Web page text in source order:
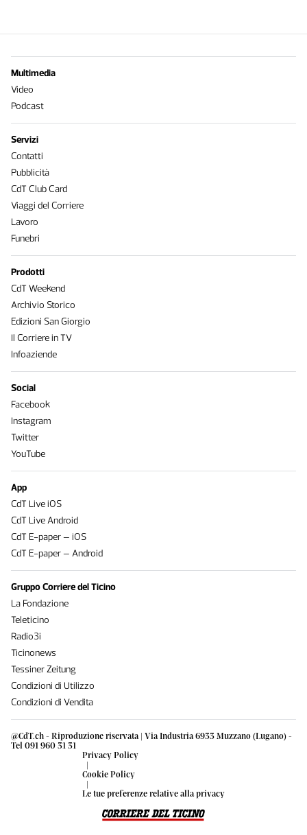
@CdT.ch - Riproduzione riservata | Via Industria 6933 Muzzano (Lugano) -
Tel 091 960 31 31
Privacy Policy
|
Cookie Policy
|
Le tue preferenze relative alla privacy
Multimedia
Video
Podcast
Servizi
Contatti
Pubblicità
CdT Club Card
Viaggi del Corriere
Lavoro
Funebri
Prodotti
CdT Weekend
Archivio Storico
Edizioni San Giorgio
Il Corriere in TV
Infoaziende
Social
Facebook
Instagram
Twitter
YouTube
App
CdT Live iOS
CdT Live Android
CdT E-paper – iOS
CdT E-paper – Android
Gruppo Corriere del Ticino
La Fondazione
Teleticino
Radio3i
Ticinonews
Tessiner Zeitung
Condizioni di Utilizzo
Condizioni di Vendita